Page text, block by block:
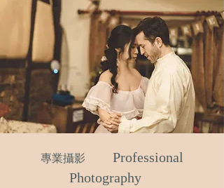
專業攝影
Professional
Photography